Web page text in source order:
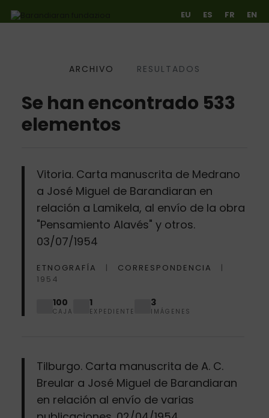
Ir directamente al contenido
EU ES FR EN
ARCHIVO RESULTADOS
Se han encontrado 533
elementos
Vitoria. Carta manuscrita de Medrano
a José Miguel de Barandiaran en
relación a Lamikela, al envío de la obra
"Pensamiento Alavés" y otros.
03/07/1954
ETNOGRAFÍA
CORRESPONDENCIA
1954
100
CAJA
1
EXPEDIENTE
3
IMÁGENES
Tilburgo. Carta manuscrita de A. C.
Breular a José Miguel de Barandiaran
en relación al envío de varias